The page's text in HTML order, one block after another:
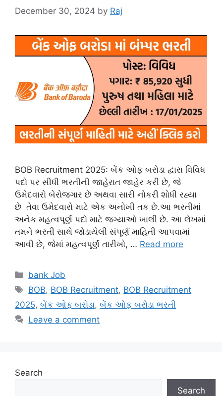
December 30, 2024 by Raj
BOB Recruitment 2025: બેંક ઓફ બરોડા દ્વારા વિવિધ
પદો પર સીધી ભરતીની જાહેરાત જાહેર કરી છે, જે
ઉમેદવારો બેરોજગાર છે અથવા સારી નોકરી શોધી રહ્યા
છે તેવા ઉમેદવારો માટે એક અનોખી તક છે.આ ભરતીમાં
અનેક મહત્વપૂર્ણ પદો માટે જગ્યાઓ ખાલી છે. આ લેખમાં
તમને ભરતી સાથે જોડાયેલી સંપૂર્ણ માહિતી આપવામાં
આવી છે, જેમાં મહત્વપૂર્ણ તારીખો, … Read more
Categories
bank Job
Tags
BOB, BOB Recruitment, BOB Recruitment
2025, બેંક ઓફ બરોડા, બેંક ઓફ બરોડા ભરતી
Leave a comment
Search
Search